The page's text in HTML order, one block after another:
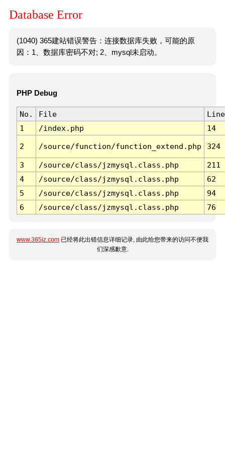
Database Error
(1040) 365建站错误警告：连接数据库失败，可能的原
因：1、数据库密码不对; 2、mysql未启动。
PHP Debug
No. File
Line
1
/index.php 14
2 /source/function/function_extend.php 324
3 /source/class/jzmysql.class.php
211
4
/source/class/jzmysql.class.php
62
5
/source/class/jzmysql.class.php
94
6
/source/class/jzmysql.class.php 76
www.365jz.com 已经将此出错信息详细记录, 由此给您带来的访问不便我
们深感歉意.